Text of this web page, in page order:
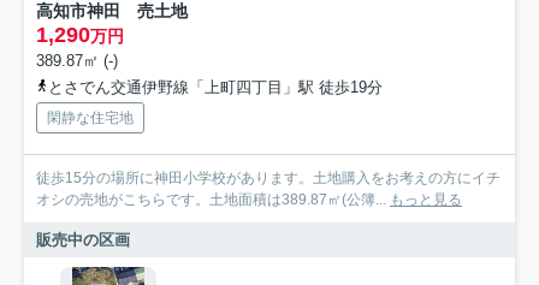
高知市神田 売土地
1,290万円
389.87㎡ (-)
とさでん交通伊野線「上町四丁目」駅 徒歩19分
閑静な住宅地
徒歩15分の場所に神田小学校があります。土地購入をお考えの方にイチ
オシの売地がこちらです。土地面積は389.87㎡(公簿... もっと見る
販売中の区画